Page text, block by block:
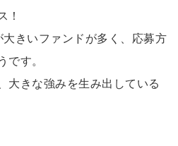
！
きいファンドが多く、応募方
です。
大きな強みを生み出している